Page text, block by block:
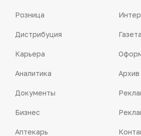
Розница
Дистрибуция
Карьера
Аналитика
Документы
Бизнес
Аптекарь
Газета